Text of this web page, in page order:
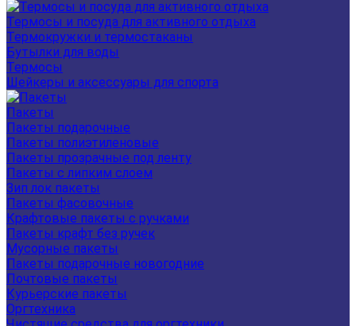
Термосы и посуда для активного отдыха
Термокружки и термостаканы
Бутылки для воды
Термосы
Шейкеры и аксессуары для спорта
Пакеты
Пакеты подарочные
Пакеты полиэтиленовые
Пакеты прозрачные под ленту
Пакеты с липким слоем
Зип лок пакеты
Пакеты фасовочные
Крафтовые пакеты с ручками
Пакеты крафт без ручек
Мусорные пакеты
Пакеты подарочные новогодние
Почтовые пакеты
Курьерские пакеты
Оргтехника